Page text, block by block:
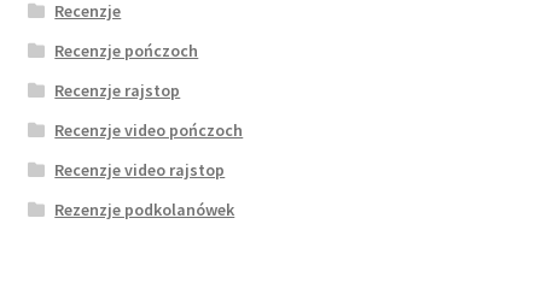
Recenzje
Recenzje pończoch
Recenzje rajstop
Recenzje video pończoch
Recenzje video rajstop
Rezenzje podkolanówek